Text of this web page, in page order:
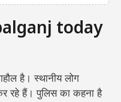
today
है। स्थानीय लोग
रहे हैं। पुलिस का कहना है